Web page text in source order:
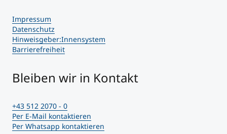
Impressum
Datenschutz
Hinweisgeber:Innensystem
Barrierefreiheit
Bleiben wir in Kontakt
+43 512 2070 - 0
Per E-Mail kontaktieren
Per Whatsapp kontaktieren